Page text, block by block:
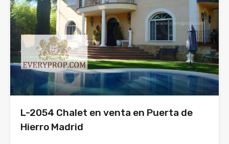
L-2054 Chalet en venta en Puerta de
Hierro Madrid